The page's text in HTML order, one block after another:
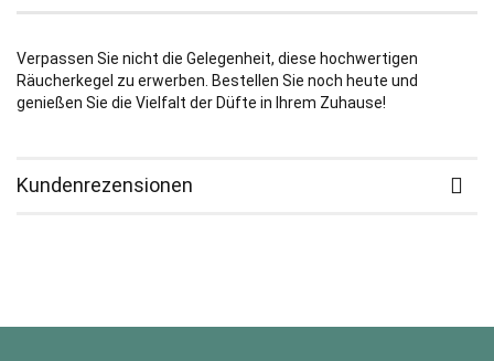
Verpassen Sie nicht die Gelegenheit, diese hochwertigen
Räucherkegel zu erwerben. Bestellen Sie noch heute und
genießen Sie die Vielfalt der Düfte in Ihrem Zuhause!
Kundenrezensionen